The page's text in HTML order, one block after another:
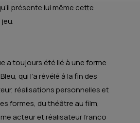
présente lui même cette
a toujours été lié à une forme
qui l’a révélé à la fin des
réalisations personnelles et
formes, du théâtre au film,
acteur et réalisateur franco